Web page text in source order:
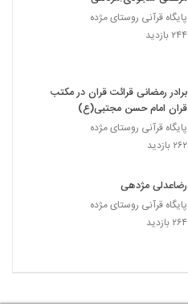
پایگاه قرآنی روستای مژده
۲۴۴ بازدید
برادر رمضانی قرائت قران در مکتب
قران امام حسن مجتبی(ع)
پایگاه قرآنی روستای مژده
۲۶۲ بازدید
رضاعدلی مژدهی
پایگاه قرآنی روستای مژده
۲۶۴ بازدید